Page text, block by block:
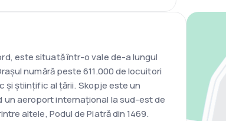
este situată într-o vale de-a lungul
numără peste 611.000 de locuitori
științific al țării. Skopje este un
aeroport internațional la sud-est de
altele, Podul de Piatră din 1469.